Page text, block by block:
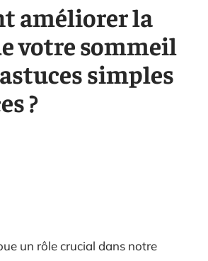
améliorer la
votre sommeil
simples
?
un rôle crucial dans notre